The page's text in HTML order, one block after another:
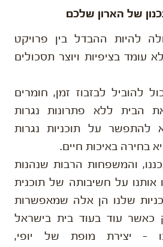
של הארון שלכם
להיות ההבדל בין פרויקט
עומד בציפיות ויוצר תסכולים
להוביל לבזבוז זמן, חומרים
הבית ללא פתרונות נגרות
להתפשר על תוכניות נגרות
בחירה באיכות חיים.
והמשפחות הרבות שנהנות
אותנו על חשיבותה של תוכנית
שלנו הן אלה שמאפשרות
עוד בעוד בית בישראל
– יצירת מופת של יופי,